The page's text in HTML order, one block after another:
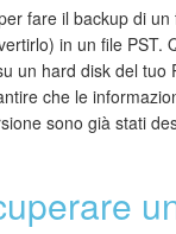
fare il backup di
in un file PST.
un hard disk del tuo
che le
sono già stati